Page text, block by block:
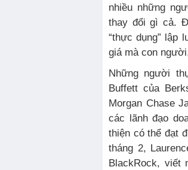
nhiều những
thay đổi gì cả.
“thực dụng” lập
giá mà con
Những người
Buffett của
Morgan Chase
các lãnh đạo
thiện có thể đạt
tháng 2,
BlackRock,